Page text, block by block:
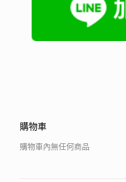
購物車
購物車內無任何商品